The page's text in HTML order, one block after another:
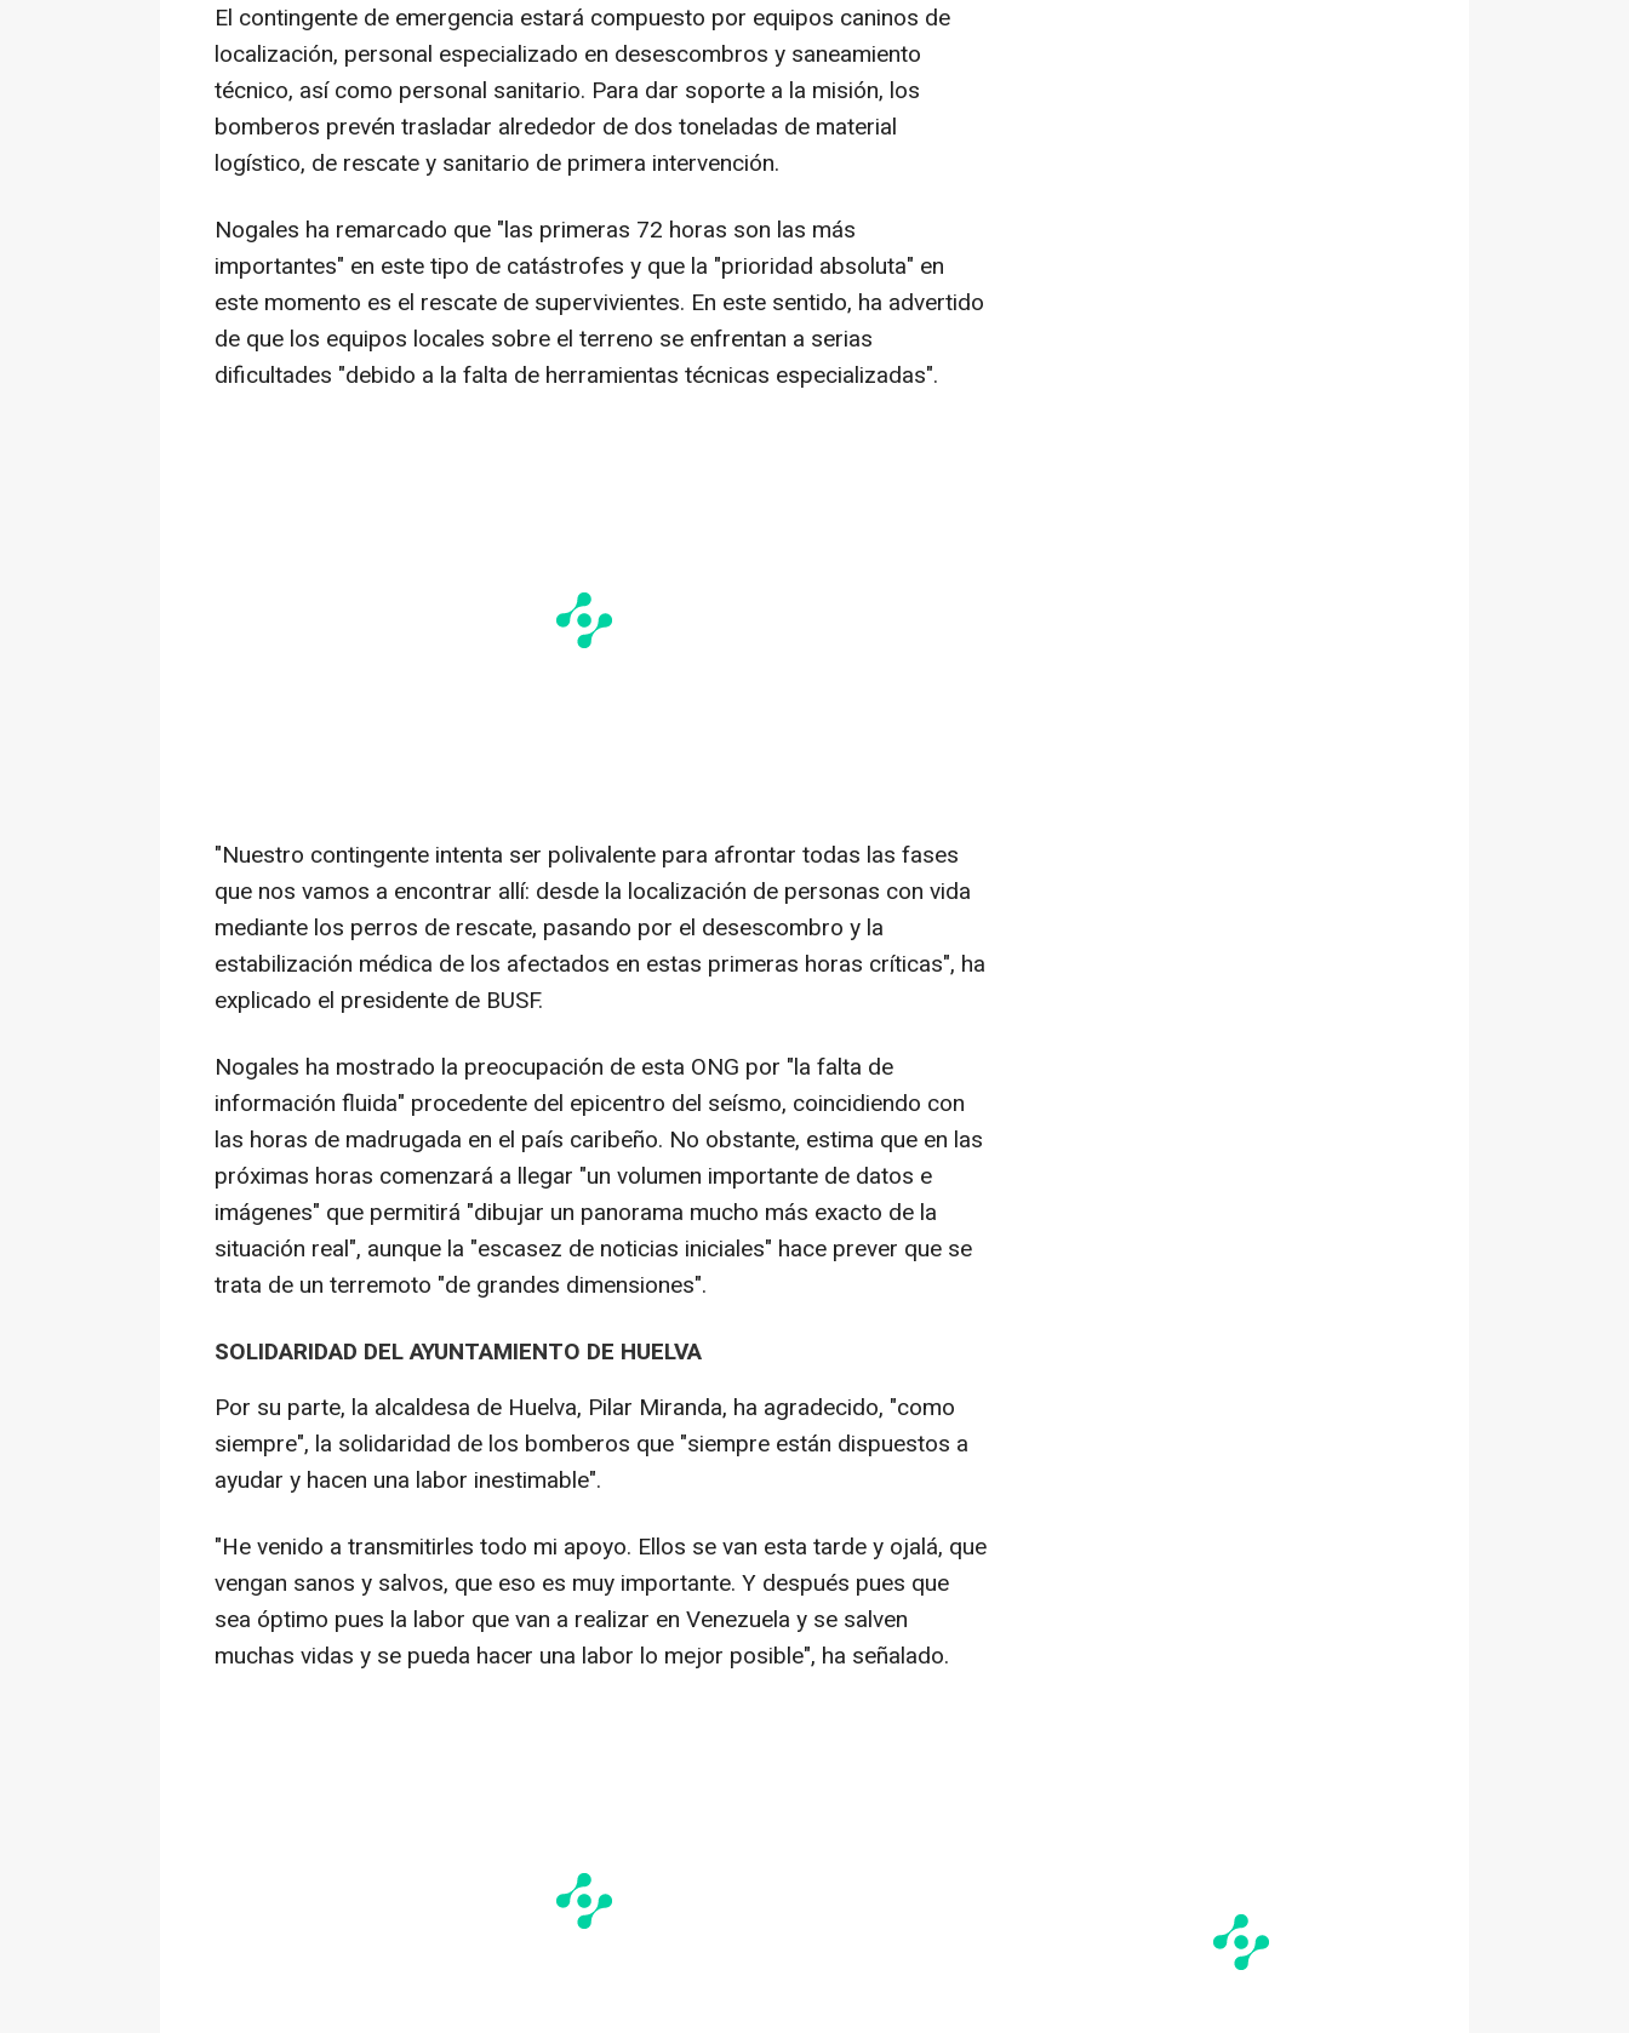
El contingente de emergencia estará compuesto por equipos caninos de
localización, personal especializado en desescombros y saneamiento
técnico, así como personal sanitario. Para dar soporte a la misión, los
bomberos prevén trasladar alrededor de dos toneladas de material
logístico, de rescate y sanitario de primera intervención.
Nogales ha remarcado que "las primeras 72 horas son las más
importantes" en este tipo de catástrofes y que la "prioridad absoluta" en
este momento es el rescate de supervivientes. En este sentido, ha advertido
de que los equipos locales sobre el terreno se enfrentan a serias
dificultades "debido a la falta de herramientas técnicas especializadas".
"Nuestro contingente intenta ser polivalente para afrontar todas las fases
que nos vamos a encontrar allí: desde la localización de personas con vida
mediante los perros de rescate, pasando por el desescombro y la
estabilización médica de los afectados en estas primeras horas críticas", ha
explicado el presidente de BUSF.
Nogales ha mostrado la preocupación de esta ONG por "la falta de
información fluida" procedente del epicentro del seísmo, coincidiendo con
las horas de madrugada en el país caribeño. No obstante, estima que en las
próximas horas comenzará a llegar "un volumen importante de datos e
imágenes" que permitirá "dibujar un panorama mucho más exacto de la
situación real", aunque la "escasez de noticias iniciales" hace prever que se
trata de un terremoto "de grandes dimensiones".
SOLIDARIDAD DEL AYUNTAMIENTO DE HUELVA
Por su parte, la alcaldesa de Huelva, Pilar Miranda, ha agradecido, "como
siempre", la solidaridad de los bomberos que "siempre están dispuestos a
ayudar y hacen una labor inestimable".
"He venido a transmitirles todo mi apoyo. Ellos se van esta tarde y ojalá, que
vengan sanos y salvos, que eso es muy importante. Y después pues que
sea óptimo pues la labor que van a realizar en Venezuela y se salven
muchas vidas y se pueda hacer una labor lo mejor posible", ha señalado.